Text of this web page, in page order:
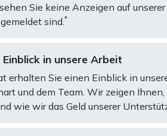
Sie keine Anzeigen auf
sind. *
Einblick in unsere Arbeit
erhalten Sie einen Einblick in
und dem Team. Wir zeigen
wie wir das Geld unserer